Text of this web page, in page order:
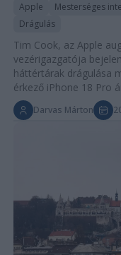
Apple Mesterséges
Drágulás
Tim Cook, az Apple
vezérigazgatója
háttértárak drágulása
érkező iPhone 18 Pro
Darvas Márton